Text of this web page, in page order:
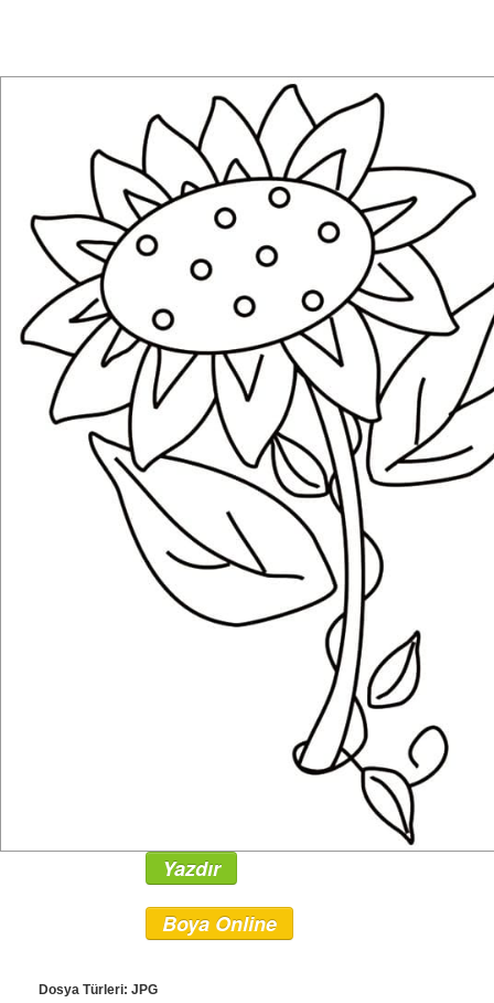
Yazdır
Boya Online
Dosya Türleri: JPG